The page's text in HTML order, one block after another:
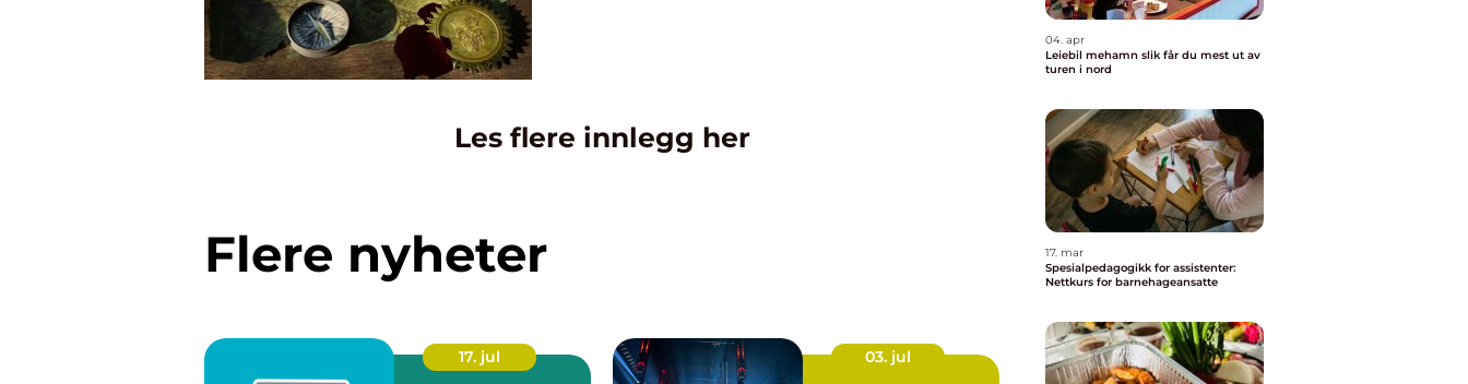
Les flere innlegg her
Flere nyheter
17. jul
03. jul
04. apr
Leiebil mehamn slik får du mest ut av
turen i nord
17. mar
Spesialpedagogikk for assistenter:
Nettkurs for barnehageansatte